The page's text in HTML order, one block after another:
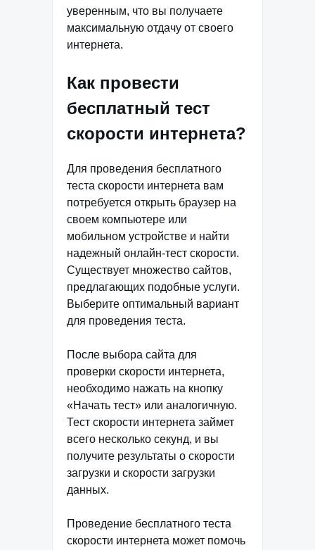
уверенным, что вы получаете
максимальную отдачу от своего
интернета.
Как провести
бесплатный тест
скорости интернета?
Для проведения бесплатного
теста скорости интернета вам
потребуется открыть браузер на
своем компьютере или
мобильном устройстве и найти
надежный онлайн-тест скорости.
Существует множество сайтов,
предлагающих подобные услуги.
Выберите оптимальный вариант
для проведения теста.
После выбора сайта для
проверки скорости интернета,
необходимо нажать на кнопку
«Начать тест» или аналогичную.
Тест скорости интернета займет
всего несколько секунд, и вы
получите результаты о скорости
загрузки и скорости загрузки
данных.
Проведение бесплатного теста
скорости интернета может помочь